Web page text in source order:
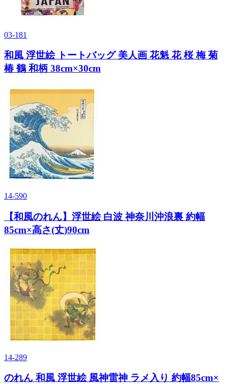
03-181
和風 浮世絵 トートバッグ 美人画 花魁 花 桜 梅 菊
椿 鶴 和柄 38cm×30cm
14-590
【和風のれん】浮世絵 白波 神奈川沖浪裏 約幅
85cm×高さ(丈)90cm
14-289
のれん 和風 浮世絵 風神雷神 ラメ入り 約幅85cm×